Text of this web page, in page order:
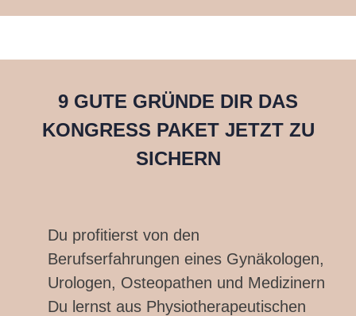
9 GUTE GRÜNDE DIR DAS
KONGRESS PAKET JETZT ZU
SICHERN
Du profitierst von den
Berufserfahrungen eines Gynäkologen,
Urologen, Osteopathen und Medizinern
Du lernst aus Physiotherapeutischen